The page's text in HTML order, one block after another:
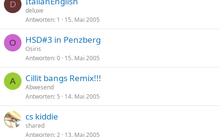
D
deluxe
Antworten 1 15. Mai 2005
O HSD#3 in Penzberg
Osiris
Antworten 0 15. Mai 2005
A Cillit bangs Remix!!!
Abwesend
Antworten 5 14. Mai 2005
cs kiddie
shared
Antworten 2 13. Mai 2005